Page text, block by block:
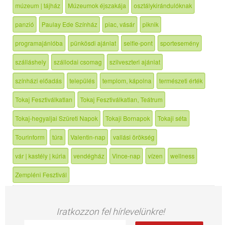
múzeum | tájház Múzeumok éjszakája osztálykirándulóknak
panzió Paulay Ede Színház piac, vásár piknik
programajánlóba pünkösdi ajánlat selfie-pont sportesemény
szálláshely szállodai csomag szilveszteri ajánlat
színházi előadás település templom, kápolna természeti érték
Tokaj Fesztiválkatlan Tokaj Fesztiválkatlan, Teátrum
Tokaj-hegyaljai Szüreti Napok Tokaji Bornapok Tokaji séta
Tourinform túra Valentin-nap vallási örökség
vár | kastély | kúria vendégház Vince-nap vízen wellness
Zempléni Fesztivál
Iratkozzon fel hírlevelünkre!